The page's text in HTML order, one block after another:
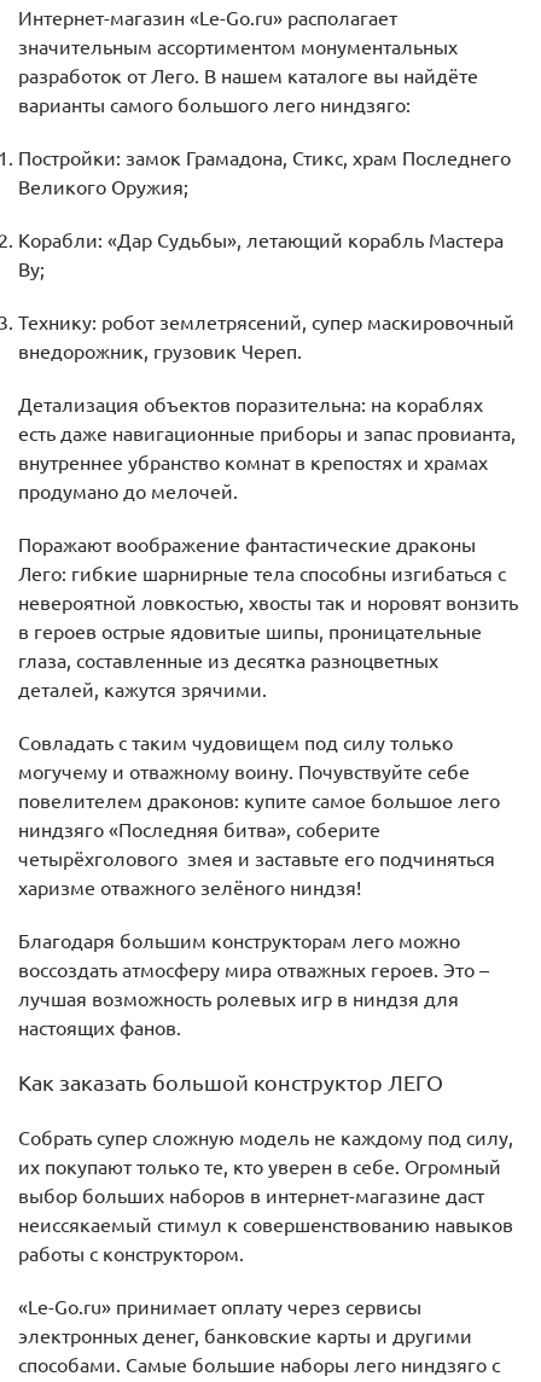
Интернет-магазин «Le-Go.ru» располагает
значительным ассортиментом монументальных
разработок от Лего. В нашем каталоге вы найдёте
варианты самого большого лего ниндзяго:
Постройки: замок Грамадона, Стикс, храм Последнего
Великого Оружия;
Корабли: «Дар Судьбы», летающий корабль Мастера
Ву;
Технику: робот землетрясений, супер маскировочный
внедорожник, грузовик Череп.
Детализация объектов поразительна: на кораблях
есть даже навигационные приборы и запас провианта,
внутреннее убранство комнат в крепостях и храмах
продумано до мелочей.
Поражают воображение фантастические драконы
Лего: гибкие шарнирные тела способны изгибаться с
невероятной ловкостью, хвосты так и норовят вонзить
в героев острые ядовитые шипы, проницательные
глаза, составленные из десятка разноцветных
деталей, кажутся зрячими.
Совладать с таким чудовищем под силу только
могучему и отважному воину. Почувствуйте себе
повелителем драконов: купите самое большое лего
ниндзяго «Последняя битва», соберите
четырёхголового змея и заставьте его подчиняться
харизме отважного зелёного ниндзя!
Благодаря большим конструкторам лего можно
воссоздать атмосферу мира отважных героев. Это –
лучшая возможность ролевых игр в ниндзя для
настоящих фанов.
Как заказать большой конструктор ЛЕГО
Собрать супер сложную модель не каждому под силу,
их покупают только те, кто уверен в себе. Огромный
выбор больших наборов в интернет-магазине даст
неиссякаемый стимул к совершенствованию навыков
работы с конструктором.
«Le-Go.ru» принимает оплату через сервисы
электронных денег, банковские карты и другими
способами. Самые большие наборы лего ниндзяго с